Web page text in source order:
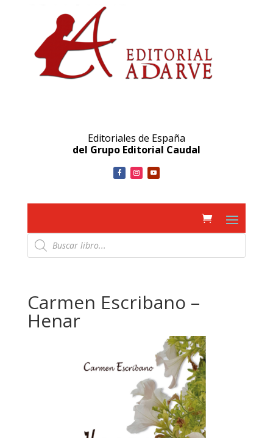
Editoriales de España
del Grupo Editorial Caudal
Búsqueda
de
productos
Carmen Escribano –
Henar